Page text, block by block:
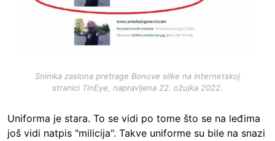
Snimka zaslona pretrage Bonove slike na internetskoj
stranici TinEye, napravljena 22. ožujka 2022.
Uniforma je stara. To se vidi po tome što se na leđima
još vidi natpis "milicija". Takve uniforme su bile na snazi